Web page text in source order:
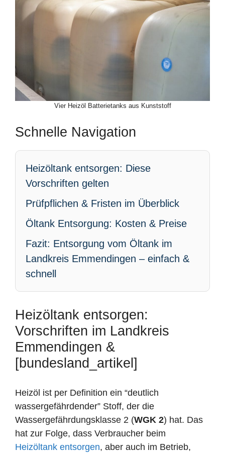
Vier Heizöl Batterietanks aus Kunststoff
Schnelle Navigation
Heizöltank entsorgen: Diese
Vorschriften gelten
Prüfpflichen & Fristen im Überblick
Öltank Entsorgung: Kosten & Preise
Fazit: Entsorgung vom Öltank im
Landkreis Emmendingen – einfach &
schnell
Heizöltank entsorgen:
Vorschriften im Landkreis
Emmendingen &
[bundesland_artikel]
Heizöl ist per Definition ein “deutlich
wassergefährdender” Stoff, der die
Wassergefährdungsklasse 2 (WGK 2) hat. Das
hat zur Folge, dass Verbraucher beim
Heizöltank entsorgen, aber auch im Betrieb,